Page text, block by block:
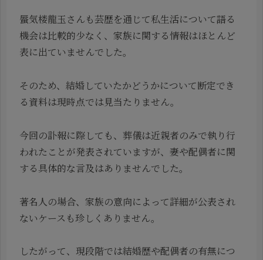
蜃気楼龍玉さんも芸歴を通じて私生活について語る
機会は比較的少なく、家族に関する情報はほとんど
表に出ていませんでした。
そのため、結婚していたかどうかについて断定でき
る資料は現時点では見当たりません。
今回の訃報に際しても、葬儀は近親者のみで執り行
われたことが発表されていますが、妻や配偶者に関
する具体的な言及はありませんでした。
著名人の場合、家族の意向によって詳細が公表され
ないケースも珍しくありません。
したがって、現段階では結婚歴や配偶者の有無につ